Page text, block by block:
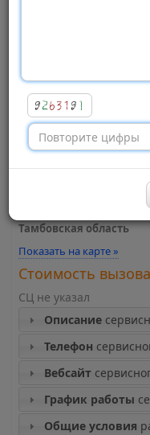
Просмотров:
Адрес:
Державинская улица,
Город:
Тамбов
Тамбовская область
Показать на карте »
Стоимость
СЦ не указал
Описание
Телефон
Вебсайт
График работы
Общие условия